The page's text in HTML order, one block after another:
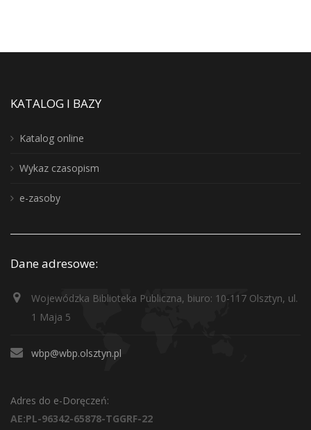
KATALOG I BAZY
Katalog online
Wykaz czasopism
e-zasoby
Dane adresowe:
Wojewódzka Biblioteka Publiczna, biuro: 10-117 Olsztyn, ul.
1 Maja 5
wbp@wbp.olsztyn.pl
Adres do e-Doręczeń:
AE:PL-96342-65878-TGGRF-22